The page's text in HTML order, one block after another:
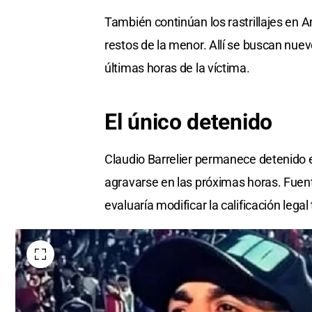
También continúan los rastrillajes en
restos de la menor. Allí se buscan
últimas horas de la víctima.
El único detenido
Claudio Barrelier permanece
agravarse en las próximas horas.
evaluaría modificar la calificación